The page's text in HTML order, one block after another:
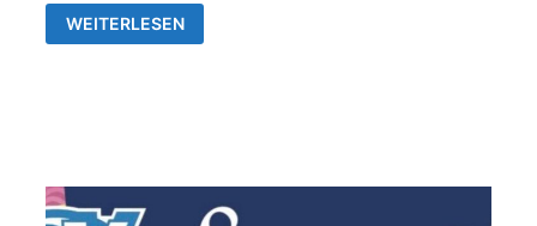
SOMMERKONZERTE
UND
BILDERAUSSTELLUNG
WEITERLESEN